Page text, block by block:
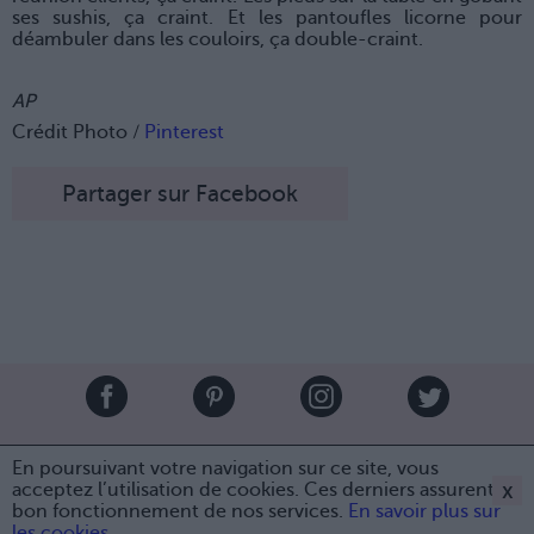
En poursuivant votre navigation sur ce site, vous
acceptez l’utilisation de cookies. Ces derniers assurent le
bon fonctionnement de nos services. En savoir plus sur
x
ses sushis, ça craint. Et les pantoufles licorne pour
déambuler dans les couloirs, ça double-craint.
AP
Crédit Photo / Pinterest
Partager sur Facebook
Brandeploy Qui sommes-nous ? Presse
Annonceur
Mentions légales
Contact
© Confidentielles.com - Tous droits réservés